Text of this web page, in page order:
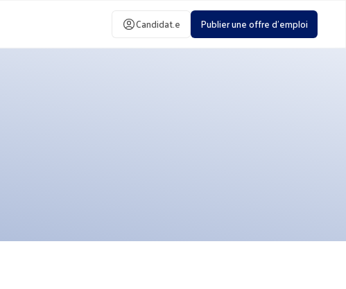
Candidat.e Publier une offre d'emploi